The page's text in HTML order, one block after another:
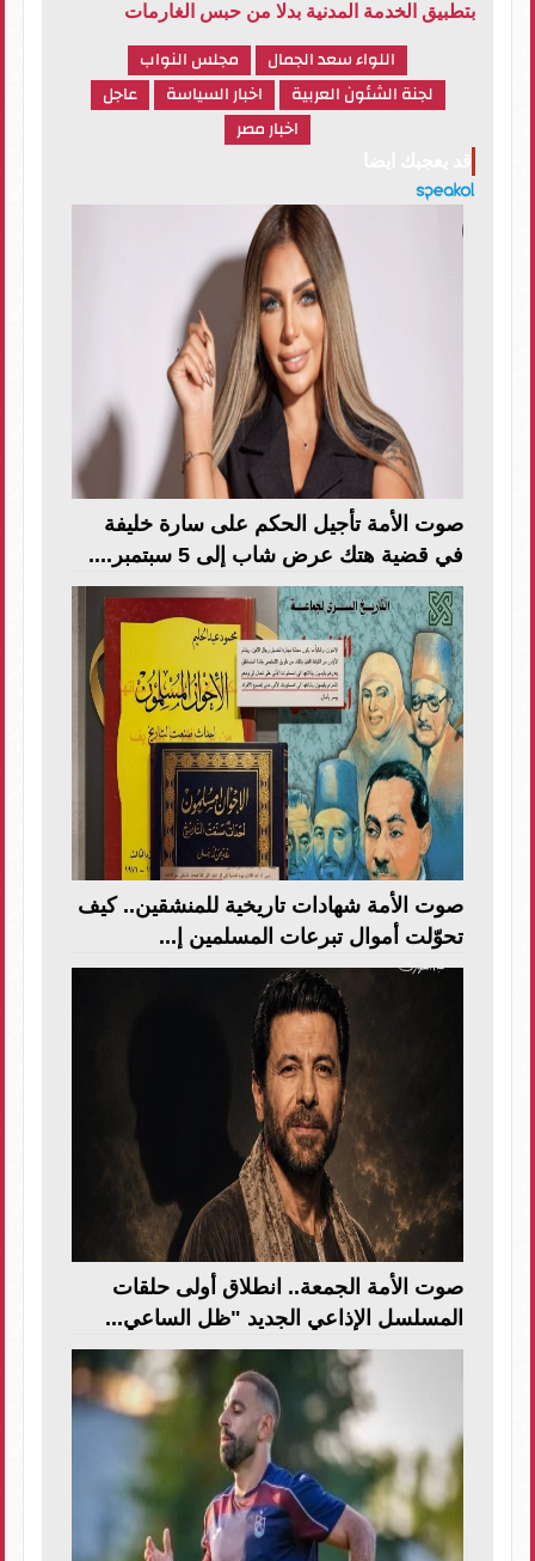
بتطبيق الخدمة المدنية بدلا من حبس الغارمات
اللواء سعد الجمال
مجلس النواب
لجنة الشئون العربية
اخبار السياسة
عاجل
اخبار مصر
صوت الأمة تأجيل الحكم على سارة خليفة
في قضية هتك عرض شاب إلى 5 سبتمبر....
صوت الأمة شهادات تاريخية للمنشقين.. كيف
تحوّلت أموال تبرعات المسلمين إ...
صوت الأمة الجمعة.. انطلاق أولى حلقات
المسلسل الإذاعي الجديد "ظل الساعي...